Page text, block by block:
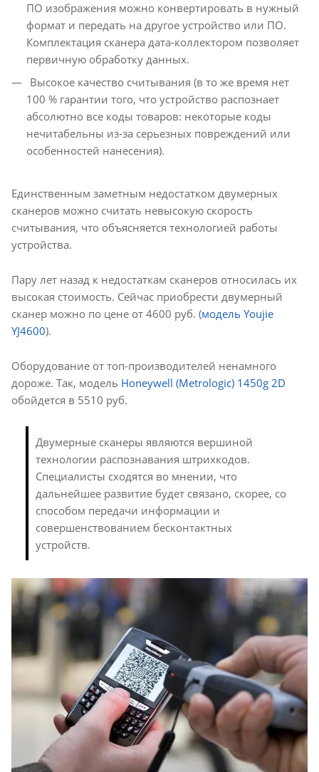
ПО изображения можно конвертировать в нужный
формат и передать на другое устройство или ПО.
Комплектация сканера дата-коллектором позволяет
первичную обработку данных.
Высокое качество считывания (в то же время нет
100 % гарантии того, что устройство распознает
абсолютно все коды товаров: некоторые коды
нечитабельны из-за серьезных повреждений или
особенностей нанесения).
Единственным заметным недостатком двумерных
сканеров можно считать невысокую скорость
считывания, что объясняется технологией работы
устройства.
Пару лет назад к недостаткам сканеров относилась их
высокая стоимость. Сейчас приобрести двумерный
сканер можно по цене от 4600 руб. (модель Youjie
YJ4600).
Оборудование от топ-производителей ненамного
дороже. Так, модель Honeywell (Metrologic) 1450g 2D
обойдется в 5510 руб.
Двумерные сканеры являются вершиной
технологии распознавания штрихкодов.
Специалисты сходятся во мнении, что
дальнейшее развитие будет связано, скорее, со
способом передачи информации и
совершенствованием бесконтактных
устройств.